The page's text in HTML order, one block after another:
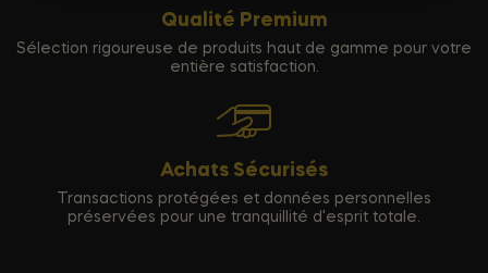
Qualité Premium
Sélection rigoureuse de produits haut de gamme pour votre
entière satisfaction.
Achats Sécurisés
Transactions protégées et données personnelles
préservées pour une tranquillité d'esprit totale.